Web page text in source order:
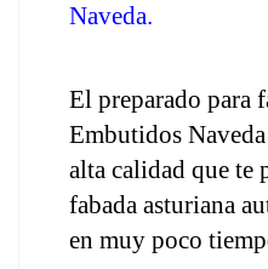
Naveda.
El preparado para
Embutidos
alta calidad que te
fabada asturiana
en muy poco